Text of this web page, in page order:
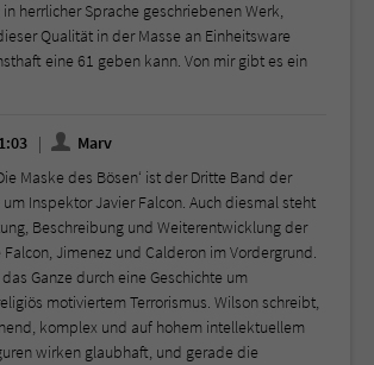
herrlicher Sprache geschriebenen Werk,
Qualität in der Masse an Einheitsware
eine 61 geben kann. Von mir gibt es ein
Marv
Maske des Bösen‘ ist der Dritte Band der
um Inspektor Javier Falcon. Auch diesmal steht
Beschreibung und Weiterentwicklung der
Jimenez und Calderon im Vordergrund.
Ganze durch eine Geschichte um
motiviertem Terrorismus. Wilson schreibt,
komplex und auf hohem intellektuellem
wirken glaubhaft, und gerade die